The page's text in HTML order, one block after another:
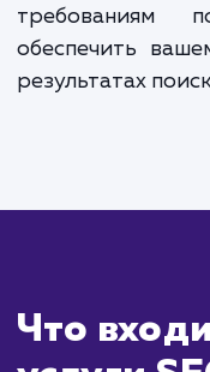
ждать?
будет
результатах
достижения